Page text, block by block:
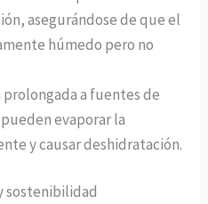
asegurándose de que el
húmedo pero no
a fuentes de
evaporar la
y causar deshidratación.
sostenibilidad